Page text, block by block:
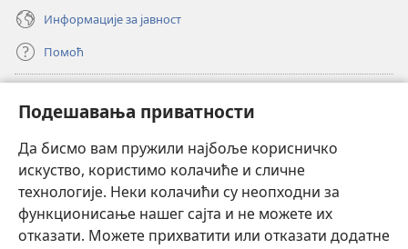
Подешавања приватности
Да бисмо вам пружили најбоље корисничко
искуство, користимо колачиће и сличне
технологије. Неки колачићи су неопходни за
функционисање нашег сајта и не можете их
отказати. Можете прихватити или отказати додатне
Информације за јавност
Помоћ
(отвара
нови
прозор)ОНЛАЈН БИБЛИОТЕКА Watchtower
(отвара
нови
прозор)JW Hub®
(отвара
нови
прозор)JW Library